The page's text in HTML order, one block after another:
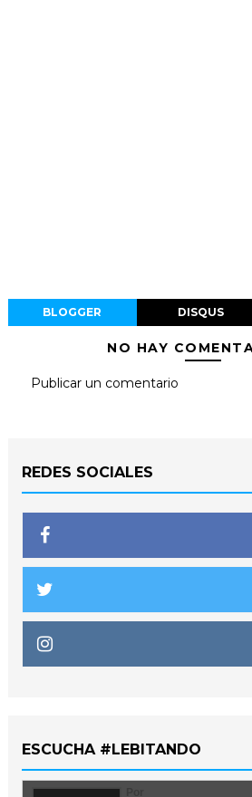
BLOGGER DISQUS
NO HAY
Publicar un comentario
REDES SOCIALES
ESCUCHA #LEBITANDO